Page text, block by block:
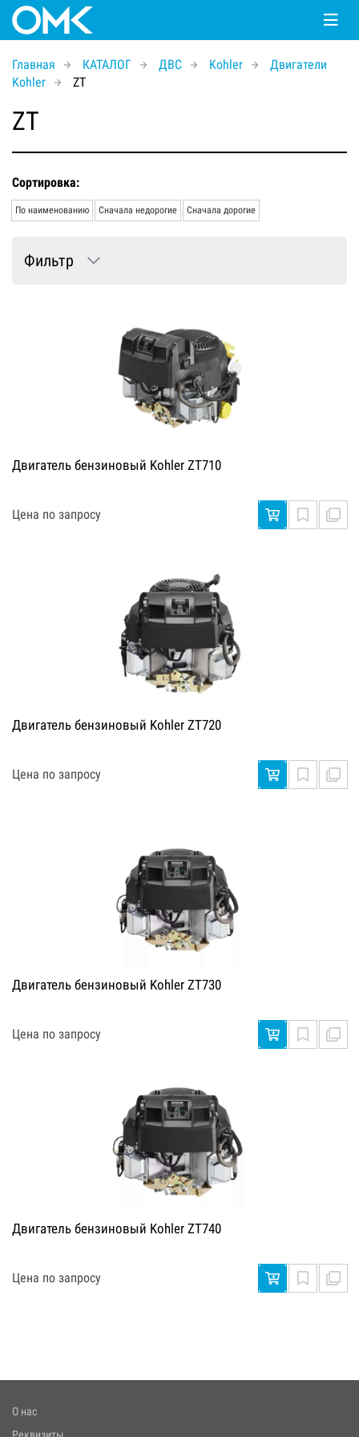
Главная КАТАЛОГ ДВС Kohler
Двигатели
Kohler
ZT
ZT
Сортировка:
По наименованию Сначала недорогие Сначала дорогие
Фильтр
Двигатель бензиновый Kohler ZT710
Цена по запросу
Двигатель бензиновый Kohler ZT720
Цена по запросу
Двигатель бензиновый Kohler ZT730
Цена по запросу
Двигатель бензиновый Kohler ZT740
Цена по запросу
О нас